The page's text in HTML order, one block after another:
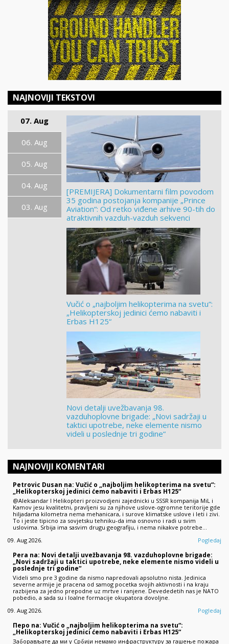
NAJNOVIJI TEKSTOVI
07. Aug
06. Aug
05. Aug
04. Aug
03. Aug
[PREMIJERA] Dokumentarni film povodom
35 godina postojanja kompanije „Prince
Aviation“: Od retko viđene arhive 90-tih do
atraktivnih vazduh-vazduh sekvenci
Vučić o „najboljim helikopterima na svetu“:
„Helikopterskoj jedinici ćemo nabaviti i
Erbas H125“
Novi detalji uvežbavanja 98.
vazduhoplovne brigade: „Novi sadržaji u
taktici upotrebe, neke elemente nismo
videli u poslednje tri godine“
NAJNOVIJI KOMENTARI
Petrovic Dusan na: Vučić o „najboljim helikopterima na svetu“:
„Helikopterskoj jedinici ćemo nabaviti i Erbas H125“
@Aleksandar I Helikopteri proizvodjeni zajednicki u SSSR kompanija MiL i
Kamov jesu kvalitetni, pravljeni su za njihove uslove-ogromne teritorije gde
hiljadama kilometra nema mehanicara, i surove klimatske uslove i leti i zivi.
To i jeste tipicno za sovjetsku tehniku-da ima osnovno i radi u svim
uslovima. Srbija ima sasvim drugu geografiju, i nema nikakve potrebe…
09. Aug 2026.
Pogledaj
Pera na: Novi detalji uvežbavanja 98. vazduhoplovne brigade:
„Novi sadržaji u taktici upotrebe, neke elemente nismo videli u
poslednje tri godine“
Videli smo pre 3 godine da nismo napredovali apsolutno nista. Jedinica
severne armije je pracena od samog pocetka svojih aktivnosti i na kraju
razbijena za jedno prepodne uz mrtve i ranjene. Devededetih nas je NATO
pobedio, a sada su i loalne formacije okupatora dovoljne.
09. Aug 2026.
Pogledaj
Перо na: Vučić o „najboljim helikopterima na svetu“:
„Helikopterskoj jedinici ćemo nabaviti i Erbas H125“
Заборављате да ми у Србији немамо инфраструктуру за гашење пожара